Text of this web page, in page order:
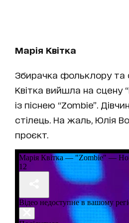
Марія Квітка
Збирачка фольклору та
Квітка вийшла на сцену
із піснею “Zombie”.
стілець. На жаль, Юлія
проєкт.